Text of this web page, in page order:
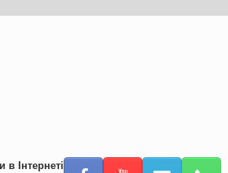
в Інтернеті